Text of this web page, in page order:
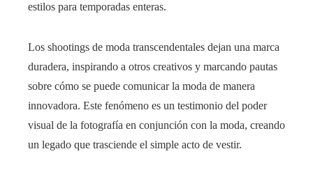
estilos para temporadas enteras.
Los shootings de moda transcendentales dejan una marca
duradera, inspirando a otros creativos y marcando pautas
sobre cómo se puede comunicar la moda de manera
innovadora. Este fenómeno es un testimonio del poder
visual de la fotografía en conjunción con la moda, creando
un legado que trasciende el simple acto de vestir.